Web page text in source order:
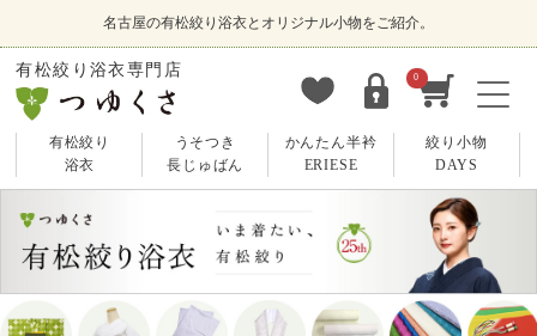
名古屋の有松絞り浴衣とオリジナル小物をご紹介。
有松絞り浴衣専門店 0
有松絞り
浴衣
うそつき
長じゅばん
かんたん半衿
ERIESE
絞り小物
DAYS